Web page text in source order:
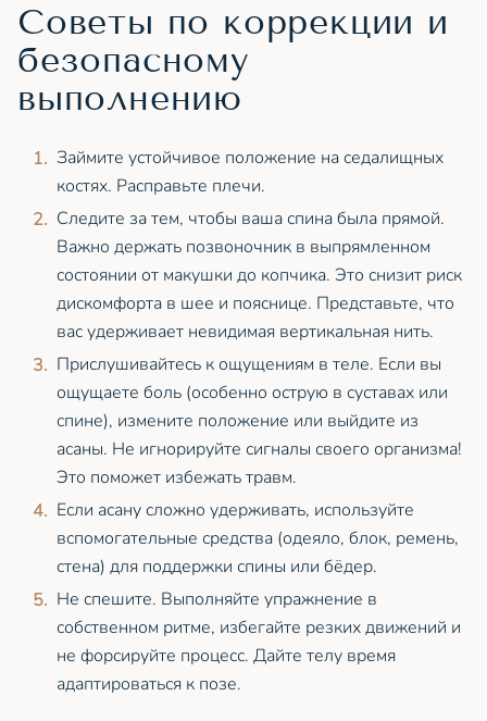
Советы по коррекции и
безопасному
выполнению
Займите устойчивое положение на седалищных
костях. Расправьте плечи.
Следите за тем, чтобы ваша спина была прямой.
Важно держать позвоночник в выпрямленном
состоянии от макушки до копчика. Это снизит риск
дискомфорта в шее и пояснице. Представьте, что
вас удерживает невидимая вертикальная нить.
Прислушивайтесь к ощущениям в теле. Если вы
ощущаете боль (особенно острую в суставах или
спине), измените положение или выйдите из
асаны. Не игнорируйте сигналы своего организма!
Это поможет избежать травм.
Если асану сложно удерживать, используйте
вспомогательные средства (одеяло, блок, ремень,
стена) для поддержки спины или бёдер.
Не спешите. Выполняйте упражнение в
собственном ритме, избегайте резких движений и
не форсируйте процесс. Дайте телу время
адаптироваться к позе.